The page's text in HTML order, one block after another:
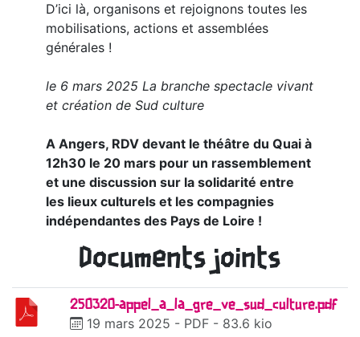
D’ici là, organisons et rejoignons toutes les
mobilisations, actions et assemblées
générales !
le 6 mars 2025 La branche spectacle vivant
et création de Sud culture
A Angers, RDV devant le théâtre du Quai à
12h30 le 20 mars pour un rassemblement
et une discussion sur la solidarité entre
les lieux culturels et les compagnies
indépendantes des Pays de Loire !
Documents joints
250320-appel_a_la_gre_ve_sud_culture.pdf
19 mars 2025 - PDF - 83.6 kio